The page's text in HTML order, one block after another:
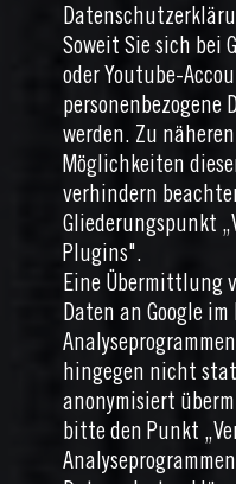
Soweit Sie sich bei
oder Youtube-
personenbezogene
werden. Zu
Möglichkeiten
verhindern
Gliederungspunkt
Plugins".
Eine Übermittlung
Daten an Google
hingegen nicht
anonymisiert
bitte den Punkt